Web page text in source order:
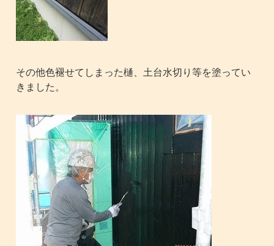
その他色褪せてしまった樋、土台水切り等を塗ってい
きました。